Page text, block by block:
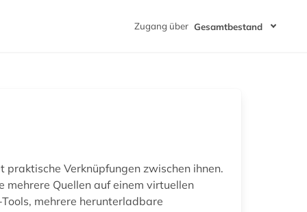
Zugang über Gesamtbestand
Verknüpfungen zwischen ihnen.
mehrere Quellen auf einem virtuellen
mehrere herunterladbare